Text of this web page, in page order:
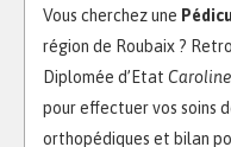
Vous cherchez une P
région de Roubaix ?
Diplomée d’Etat
pour effectuer vos soins
orthopédiques et bilan